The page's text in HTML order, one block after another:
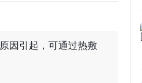
因引起，可通过热敷